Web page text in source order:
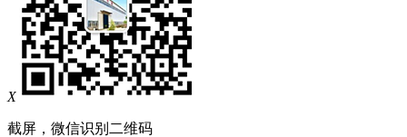
X
截屏，微信识别二维码